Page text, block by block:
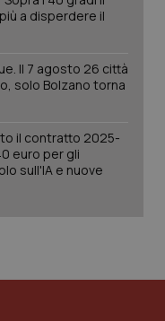
a disperdere il
Il 7 agosto 26 città
solo Bolzano torna
il contratto 2025-
euro per gli
sull'IA e nuove